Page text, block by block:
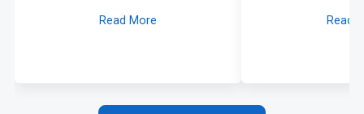
Read More Read